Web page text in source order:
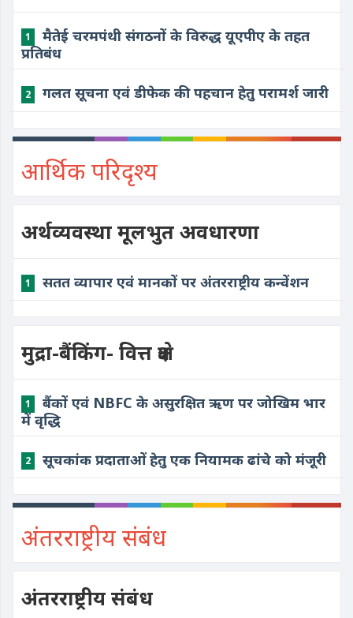
1
मैतेई चरमपंथी संगठनों के विरुद्ध यूएपीए के तहत
प्रतिबंध
2 गलत सूचना एवं डीफेक की पहचान हेतु परामर्श जारी
आर्थिक परिदृश्य
अर्थव्यवस्था मूलभुत अवधारणा
1 सतत व्यापार एवं मानकों पर अंतरराष्ट्रीय कन्वेंशन
मुद्रा-बैंकिंग- वित्त क्षेत्र
1
बैंकों एवं NBFC के असुरक्षित ऋण पर जोखिम भार
में वृद्धि
2 सूचकांक प्रदाताओं हेतु एक नियामक ढांचे को मंजूरी
अंतरराष्ट्रीय संबंध
अंतरराष्ट्रीय संबंध